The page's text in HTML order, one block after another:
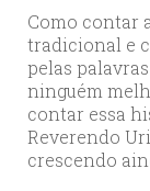
Como contar
tradicional e
pelas
ninguém
contar essa
Reverendo
crescendo